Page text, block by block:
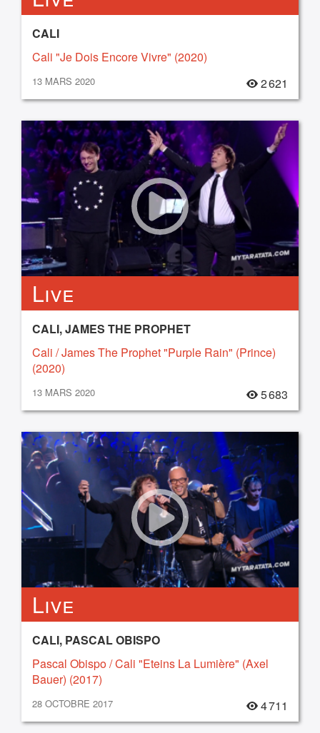
CALI
Cali "Je Dois Encore Vivre" (2020)
13 MARS 2020 2 621
Live
CALI, JAMES THE PROPHET
Cali / James The Prophet "Purple Rain" (Prince)
(2020)
13 MARS 2020 5 683
Live
CALI, PASCAL OBISPO
Pascal Obispo / Cali "Eteins La Lumière" (Axel
Bauer) (2017)
28 OCTOBRE 2017 4 711